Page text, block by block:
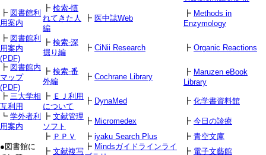
┣ 図書館利
用案内
┣ 検索-慣
れてきた人
編
┣ 医中誌Web
┣ Methods in
Enzymology
┣ 図書館利
用案内
(PDF)
┣ 検索-深
掘り編
┣ CiNii Research ┣ Organic Reactions
┣ 図書館内
マップ
(PDF)
┣ 検索-番
外編
┣ Cochrane Library
┣ Maruzen eBook
Library
┣ 三大学相
互利用
┣ ＥＪ利用
について
┣ DynaMed ┣ 化学書資料館
┗ 学外者利
用案内
┣ 文献管理
ソフト
┣ Micromedex ┣ 今日の診療
┣ ＰＰＶ ┣ iyaku Search Plus ┣ 青空文庫
●図書館に
┣ 文献複写
┣ Mindsガイドラインライ
┣ 電子文藝館